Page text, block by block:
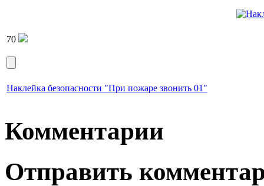
70
Наклейка безопасности "При пожаре звонить 01"
Комментарии
Отправить